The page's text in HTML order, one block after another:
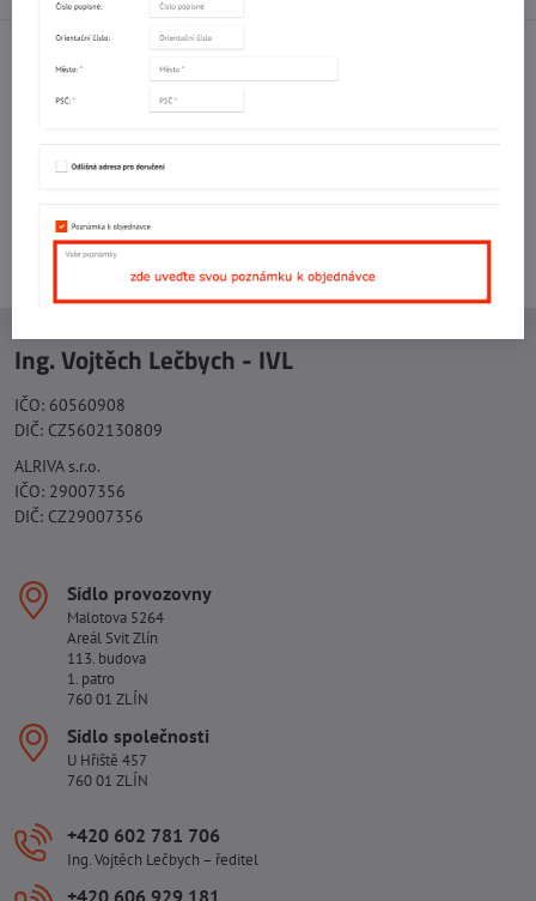
Facebook Twitter
Kontaktujte nás:
+420 577 523 563
Ing. Vojtěch Lečbych - IVL
IČO: 60560908
DIČ: CZ5602130809
ALRIVA s.r.o.
IČO: 29007356
DIČ: CZ29007356
Sídlo provozovny
Malotova 5264
Areál Svit Zlín
113. budova
1. patro
760 01 ZLÍN
Sídlo společnosti
U Hřiště 457
760 01 ZLÍN
+420 602 781 706
Ing. Vojtěch Lečbych – ředitel
+420 606 929 181